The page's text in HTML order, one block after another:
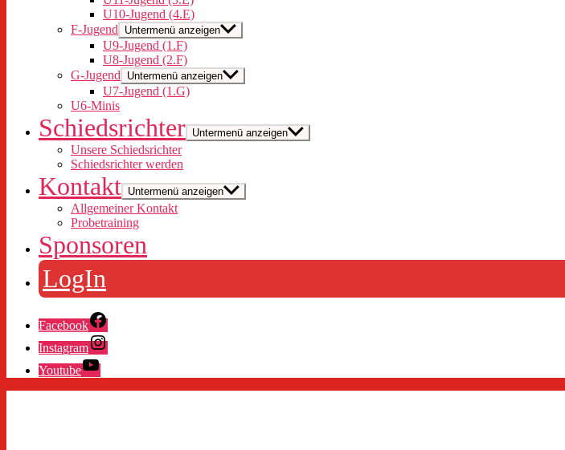
U10-Jugend (4.E)
F-Jugend
Untermenü anzeigen
U9-Jugend (1.F)
U8-Jugend (2.F)
G-Jugend
Untermenü anzeigen
U7-Jugend (1.G)
U6-Minis
Schiedsrichter Untermenü anzeigen
Unsere Schiedsrichter
Schiedsrichter werden
Kontakt Untermenü anzeigen
Allgemeiner Kontakt
Probetraining
Sponsoren
LogIn
Facebook
Instagram
Youtube